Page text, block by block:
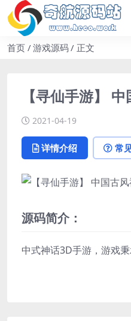
首页 游戏源码 正文
【寻仙手游】
2021-04-19
详情介绍 常
源码简介：
中式神话3D手游，游戏